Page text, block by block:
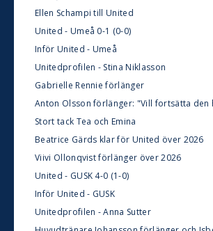
Ellen Schampi till United
United - Umeå 0-1 (0-0)
Inför United - Umeå
Unitedprofilen - Stina Niklasson
Gabrielle Rennie förlänger
Anton Olsson förlänger: "Vill fortsätta den
Stort tack Tea och Emina
Beatrice Gärds klar för United över 2026
Viivi Ollonqvist förlänger över 2026
United - GUSK 4-0 (1-0)
Inför United - GUSK
Unitedprofilen - Anna Sutter